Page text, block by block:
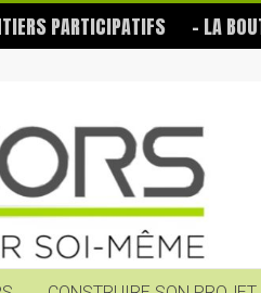
PARTICIPATIFS – LA